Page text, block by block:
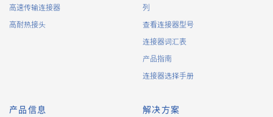
高速传输连接器
高耐热接头
列
查看连接器型号
连接器词汇表
产品指南
连接器选择手册
产品信息 解决方案